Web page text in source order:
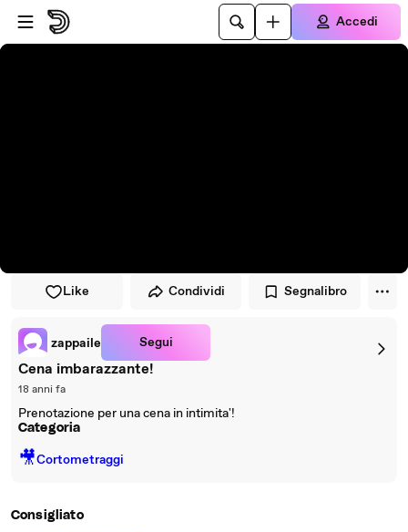
Vai al lettore
Passa al contenuto principale
Accedi
Like Condividi Segnalibro
zappaile Segui
Cena imbarazzante!
18 anni fa
Prenotazione per una cena in intimita'!
Categoria
🎥Cortometraggi
Consigliato